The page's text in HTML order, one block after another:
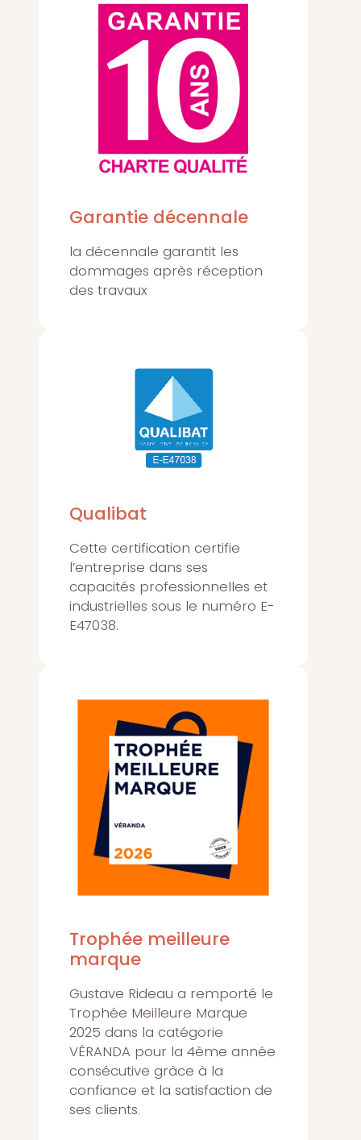
Garantie décennale
la décennale garantit les
dommages après réception
des travaux
Qualibat
Cette certification certifie
l’entreprise dans ses
capacités professionnelles et
industrielles sous le numéro E-
E47038.
Trophée meilleure
marque
Gustave Rideau a remporté le
Trophée Meilleure Marque
2025 dans la catégorie
VÉRANDA pour la 4ème année
consécutive grâce à la
confiance et la satisfaction de
ses clients.